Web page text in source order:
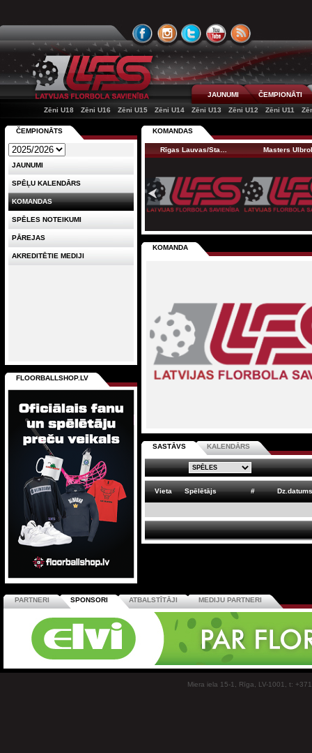
JAUNUMI
ČEMPIONĀTI
Zēni U18
Zēni U16 Zēni U15 Zēni U14 Zēni U13 Zēni U12 Zēni U11
KOMANDAS
Rīgas Lauvas/Sta… Masters
KOMANDA
SASTĀVS KALENDĀRS
Vieta Spēlētājs # Dz.datums
ČEMPIONĀTS
JAUNUMI
SPĒĻU KALENDĀRS
KOMANDAS
SPĒLES NOTEIKUMI
PĀREJAS
AKREDITĒTIE MEDIJI
FLOORBALLSHOP.LV
PARTNERI SPONSORI ATBALSTĪTĀJI MEDIJU PARTNERI
Miera iela 15-1, Rīga, LV-1001, t: